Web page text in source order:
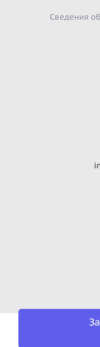
Сведения